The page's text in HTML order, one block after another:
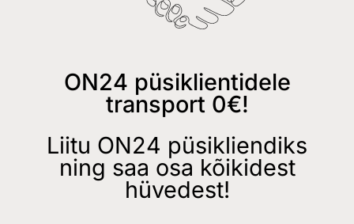
ON24 püsiklientidele
transport 0€!
Liitu ON24 püsikliendiks
ning saa osa kõikidest
hüvedest!